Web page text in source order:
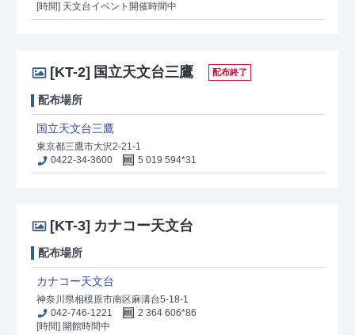
[時間] 天文台イベント開催時間中
[KT-2] 国立天文台三鷹 配布終了
配布場所
国立天文台三鷹
東京都三鷹市大沢2-21-1
0422-34-3600
5 019 594*31
[KT-3] カナコー天文台
配布場所
カナコー天文台
神奈川県相模原市南区麻溝台5-18-1
042-746-1221
2 364 606*86
[時間] 開館時間中